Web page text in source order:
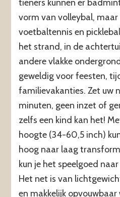
tieners kunnen er
vorm van volleybal, maar
voetbaltennis en
het strand, in de
andere vlakke
geweldig voor feesten,
familievakanties. Zet uw
minuten, geen inzet of
zelfs een kind kan het!
hoogte (34-60,5 inch)
hoog naar laag
kun je het speelgoed
Het net is van
en makkelijk